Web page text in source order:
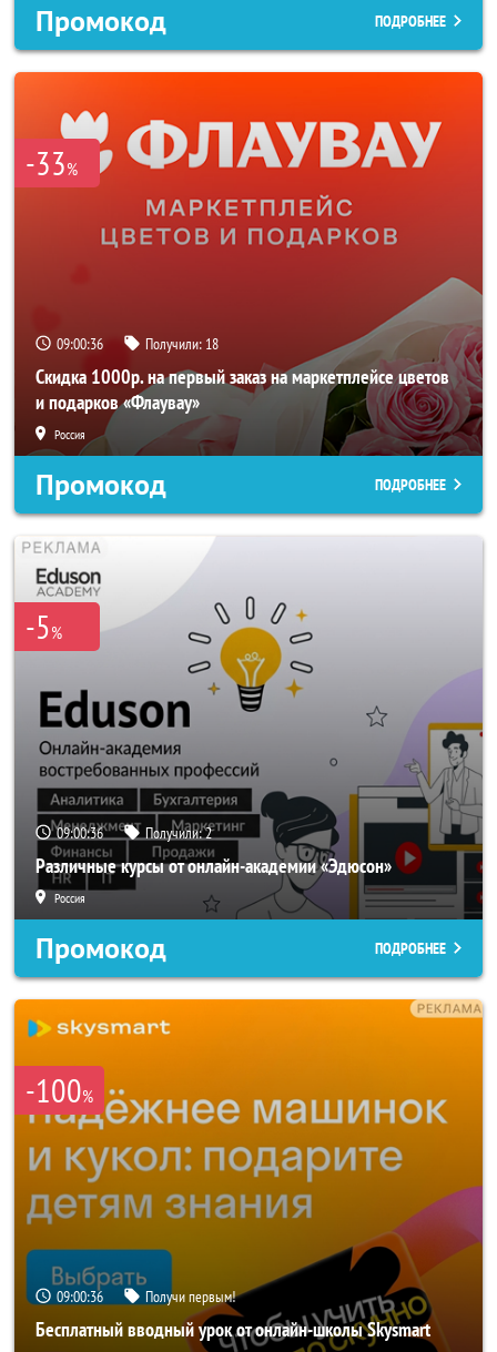
Промокод ПОДРОБНЕЕ
-33%
09:00:33 Получили: 18
Скидка 1000р. на первый заказ на маркетплейсе цветов
и подарков «Флаувау»
Россия
Промокод ПОДРОБНЕЕ
-5%
09:00:33 Получили:2
Различные курсы от онлайн-академии «Эдюсон»
Россия
Промокод ПОДРОБНЕЕ
-100%
09:00:33 Получи первым!
Бесплатный вводный урок от онлайн-школы Skysmart